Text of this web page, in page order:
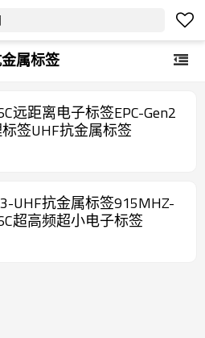
属标签
远距离电子标签EPC-Gen2
签UHF抗金属标签
UHF抗金属标签915MHZ-
超高频超小电子标签